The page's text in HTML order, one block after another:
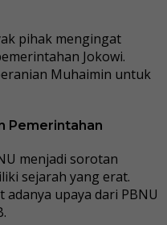
pihak mengingat
Jokowi.
Muhaimin untuk
Pemerintahan
menjadi sorotan
sejarah yang erat.
upaya dari PBNU